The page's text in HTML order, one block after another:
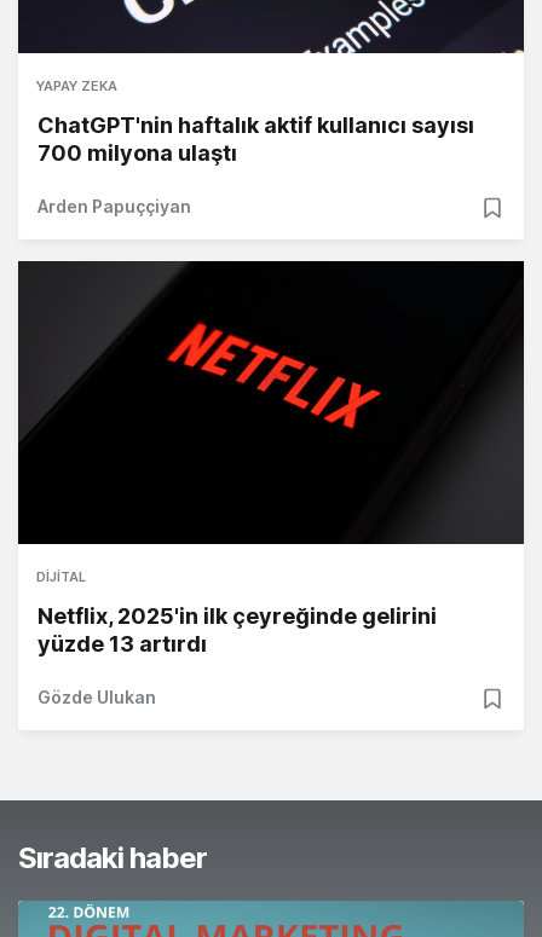
YAPAY ZEKA
ChatGPT'nin haftalık aktif kullanıcı sayısı
700 milyona ulaştı
Arden Papuççiyan
DIJITAL
Netflix, 2025'in ilk çeyreğinde gelirini
yüzde 13 artırdı
Gözde Ulukan
Sıradaki haber